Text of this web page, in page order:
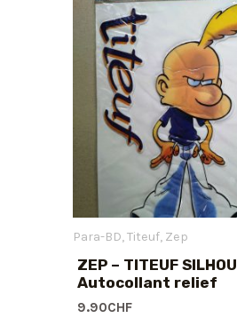
Para-BD Titeuf Zep
ZEP – TITEUF
Autocollant relief
9.90CHF